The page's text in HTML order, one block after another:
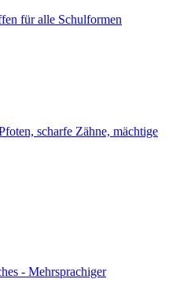
für alle Schulformen
scharfe Zähne, mächtige
- Mehrsprachiger